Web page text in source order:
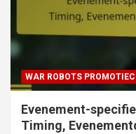
WAR ROBOTS
Evenement-
Timing,